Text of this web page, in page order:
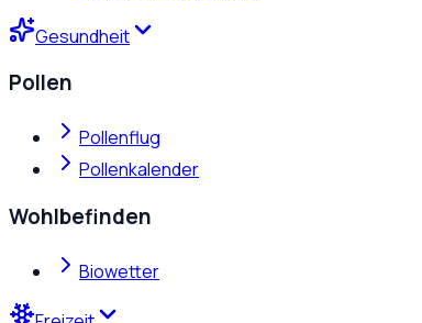
Gesundheit
Pollen
Pollenflug
Pollenkalender
Wohlbefinden
Biowetter